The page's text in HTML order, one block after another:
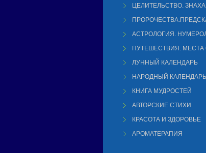
ЦЕЛИТЕЛЬСТВО.
АСТРОЛОГИЯ.
ПУТЕШЕСТВИЯ. МЕСТА
ЛУННЫЙ КАЛЕНДАРЬ
НАРОДНЫЙ КАЛЕНДАРЬ
КНИГА МУДРОСТЕЙ
АВТОРСКИЕ СТИХИ
КРАСОТА И ЗДОРОВЬЕ
АРОМАТЕРАПИЯ